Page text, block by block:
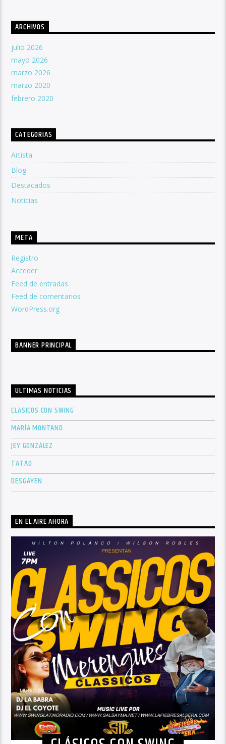
ARCHIVOS
julio 2026
mayo 2026
marzo 2026
marzo 2020
febrero 2020
CATEGORIAS
Artista
Blog
Destacados
Noticias
META
Registro
Acceder
Feed de entradas
Feed de comentarios
WordPress.org
BANNER PRINCIPAL
ULTIMAS NOTICIAS
CLASICOS CON SWING
MARÍA MONTANO
JEY GONZÁLEZ
TATAO
DESGAYEN
EN EL AIRE AHORA